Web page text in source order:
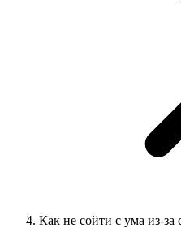
Как не сойти с ума из-за